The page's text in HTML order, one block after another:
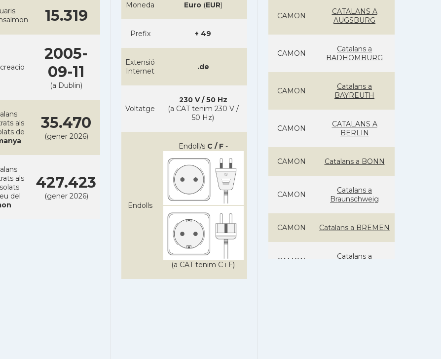
15.319
2005-
09-11
(a Dublin)
als
de
35.470
(gener 2026)
als
del
427.423
(gener 2026)
Moneda Euro(EUR)
Prefix + 49
Extensió
Internet
.de
Voltatge
230 V / 50 Hz
(a CAT tenim 230 V /
50 Hz)
Endolls
Endoll/s C / F-
(a CAT tenim C i F)
CAMON
CATALANS A
AUGSBURG
CAMON
Catalans a
BADHOMBURG
CAMON
Catalans a
BAYREUTH
CAMON
CATALANS A
BERLIN
CAMON Catalans a BONN
CAMON
Catalans a
Braunschweig
CAMON Catalans a BREMEN
CAMON
Catalans a